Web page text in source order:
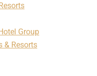
Group
& Resorts